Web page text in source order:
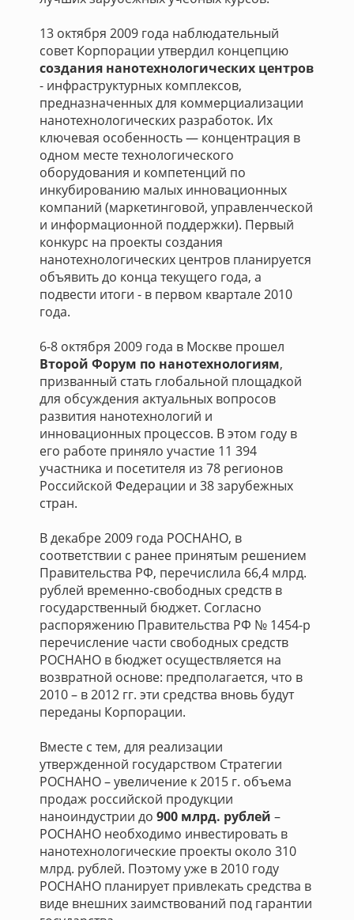
13 октября 2009 года наблюдательный
совет Корпорации утвердил концепцию
создания нанотехнологических центров
- инфраструктурных комплексов,
предназначенных для коммерциализации
нанотехнологических разработок. Их
ключевая особенность — концентрация в
одном месте технологического
оборудования и компетенций по
инкубированию малых инновационных
компаний (маркетинговой, управленческой
и информационной поддержки). Первый
конкурс на проекты создания
нанотехнологических центров планируется
объявить до конца текущего года, а
подвести итоги - в первом квартале 2010
года.
6-8 октября 2009 года в Москве прошел
Второй Форум по нанотехнологиям,
призванный стать глобальной площадкой
для обсуждения актуальных вопросов
развития нанотехнологий и
инновационных процессов. В этом году в
его работе приняло участие 11 394
участника и посетителя из 78 регионов
Российской Федерации и 38 зарубежных
стран.
В декабре 2009 года РОСНАНО, в
соответствии с ранее принятым решением
Правительства РФ, перечислила 66,4 млрд.
рублей временно-свободных средств в
государственный бюджет. Согласно
распоряжению Правительства РФ № 1454-р
перечисление части свободных средств
РОСНАНО в бюджет осуществляется на
возвратной основе: предполагается, что в
2010 – в 2012 гг. эти средства вновь будут
переданы Корпорации.
Вместе с тем, для реализации
утвержденной государством Стратегии
РОСНАНО – увеличение к 2015 г. объема
продаж российской продукции
наноиндустрии до 900 млрд. рублей –
РОСНАНО необходимо инвестировать в
нанотехнологические проекты около 310
млрд. рублей. Поэтому уже в 2010 году
РОСНАНО планирует привлекать средства в
виде внешних заимствований под гарантии